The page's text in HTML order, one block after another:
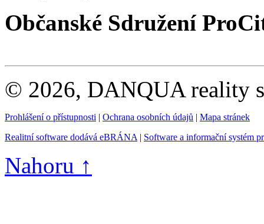
Občanské Sdružení
© 2026, DANQUA reality
Prohlášení o přístupnosti | Ochrana osobních údajů | Mapa stránek
Realitní software dodává eBRÁNA | Software a informační systém
Nahoru ↑